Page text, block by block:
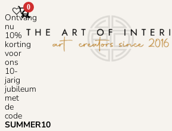
Ontvang
nu
10%
korting
voor
ons
10-
jarig
jubileum
met
de
code
SUMMER10
0